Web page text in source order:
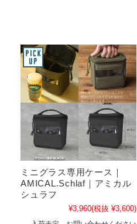
ミニグラス専用ケース｜
AMICAL.Schlaf｜アミカル
シュラフ
¥3,960(税抜 ¥3,600)